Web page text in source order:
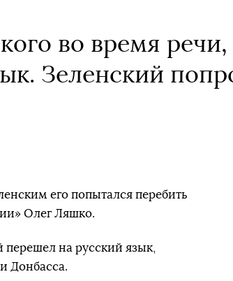
во время речи,
Зеленский
его попытался перебить
Олег Ляшко.
на русский язык,
Донбасса.